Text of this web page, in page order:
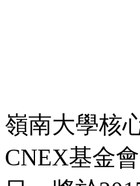
嶺南大學核
CNEX基金